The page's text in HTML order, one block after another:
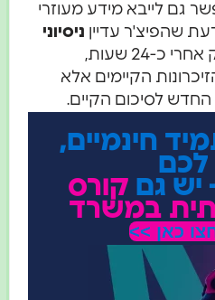
גם לייבא מידע מעוזרי
ניסיוני
- העדכון עשוי להופיע רק אחרי כ-24 שעות,
הקיימים אלא
לסיכום הקיים.
חינמיים,
גם קורס
במשרד
כאן >>